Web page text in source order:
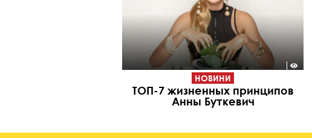
НОВИНИ
ТОП-7 жизненных принципов
Анны Буткевич